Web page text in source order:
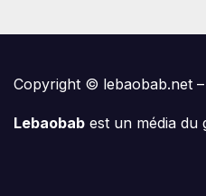
Copyright © lebaobab.net
Lebaobab est un média du